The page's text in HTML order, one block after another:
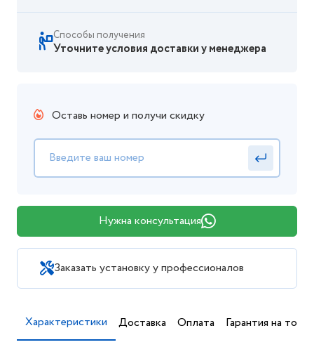
Способы получения
Уточните условия доставки у менеджера
Оставь номер и получи скидку
Нужна консультация
Заказать установку у профессионалов
Характеристики Доставка Оплата Гарантия на товар